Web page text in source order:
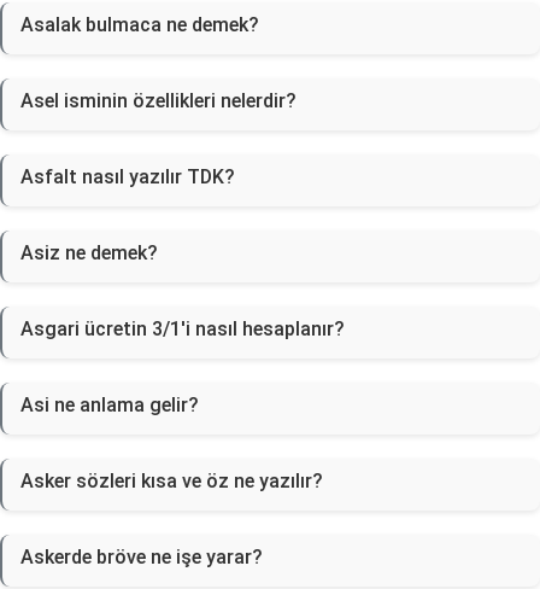
Asalak bulmaca ne demek?
Asel isminin özellikleri nelerdir?
Asfalt nasıl yazılır TDK?
Asiz ne demek?
Asgari ücretin 3/1'i nasıl hesaplanır?
Asi ne anlama gelir?
Asker sözleri kısa ve öz ne yazılır?
Askerde bröve ne işe yarar?